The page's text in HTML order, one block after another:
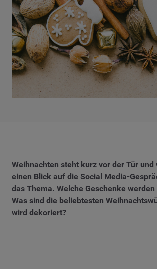
Weihnachten steht kurz vor der Tür
einen Blick auf die Social Media-
das Thema. Welche Geschenke
Was sind die beliebtesten
wird dekoriert?